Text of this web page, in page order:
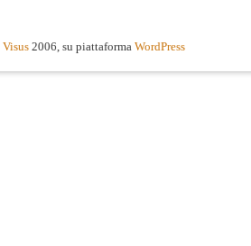
Visus 2006, su piattaforma WordPress